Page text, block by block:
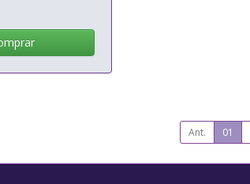
Ant. 01